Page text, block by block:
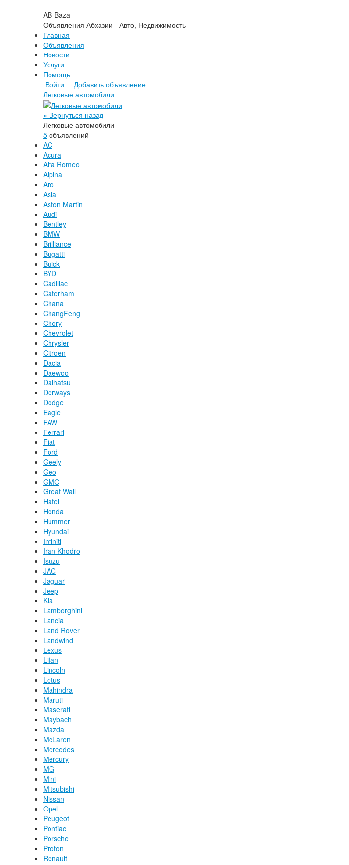
AB-Baza
Объявления Абхазии - Авто, Недвижимость
Главная
Объявления
Новости
Услуги
Помощь
Войти
Добавить объявление
Легковые автомобили
« Вернуться назад
Легковые автомобили
5 объявлений
AC
Acura
Alfa Romeo
Alpina
Aro
Asia
Aston Martin
Audi
Bentley
BMW
Brilliance
Bugatti
Buick
BYD
Cadillac
Caterham
Chana
ChangFeng
Chery
Chevrolet
Chrysler
Citroen
Dacia
Daewoo
Daihatsu
Derways
Dodge
Eagle
FAW
Ferrari
Fiat
Ford
Geely
Geo
GMC
Great Wall
Hafei
Honda
Hummer
Hyundai
Infiniti
Iran Khodro
Isuzu
JAC
Jaguar
Jeep
Kia
Lamborghini
Lancia
Land Rover
Landwind
Lexus
Lifan
Lincoln
Lotus
Mahindra
Maruti
Maserati
Maybach
Mazda
McLaren
Mercedes
Mercury
MG
Mini
Mitsubishi
Nissan
Opel
Peugeot
Pontiac
Porsche
Proton
Renault